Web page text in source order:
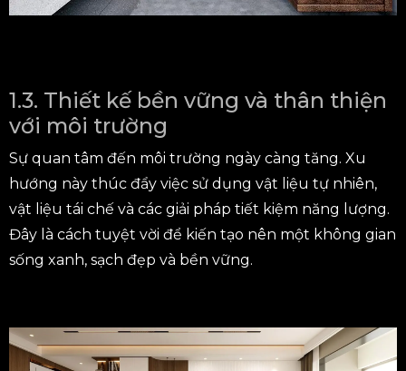
1.3. Thiết kế bền vững và thân thiện
với môi trường
Sự quan tâm đến môi trường ngày càng tăng. Xu
hướng này thúc đẩy việc sử dụng vật liệu tự nhiên,
vật liệu tái chế và các giải pháp tiết kiệm năng lượng.
Đây là cách tuyệt vời để kiến tạo nên một không gian
sống xanh, sạch đẹp và bền vững.